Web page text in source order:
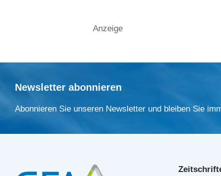
Anzeige
Newsletter abonnieren
Abonnieren Sie unseren Newsletter und bleiben Sie